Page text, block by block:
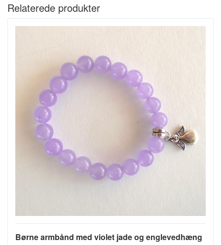
Relaterede produkter
Børne armbånd med violet jade og englevedhæng